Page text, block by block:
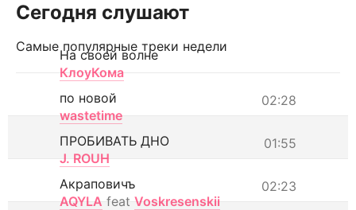
Сегодня слушают
Самые популярные треки недели
На своей волне
КлоуКома
02:28
по новой
wastetime
01:55
ПРОБИВАТЬ ДНО
J. ROUH
02:23
Акраповичъ
AQYLA feat Voskresenskii